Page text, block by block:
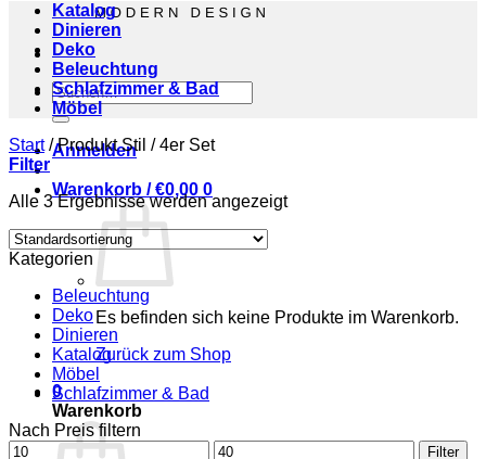
Suchen
nach:
Anmelden
Warenkorb /€0,00 0
Es befinden sich keine Produkte im Warenkorb.
Zurück zum Shop
0
Warenkorb
Katalog
Dinieren
Deko
Beleuchtung
Schlafzimmer & Bad
Möbel
Start /Produkt Stil /4er Set
Filter
Alle 3 Ergebnisse werden angezeigt
Kategorien
Beleuchtung
Deko
Dinieren
Katalog
Möbel
Schlafzimmer & Bad
Nach Preis filtern
Min.
Max.
Filter